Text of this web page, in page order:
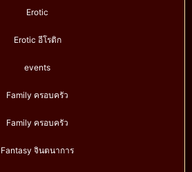
Erotic
Erotic อีโรติก
events
Family ครอบครัว
Family ครอบครัว
Fantasy จินตนาการ